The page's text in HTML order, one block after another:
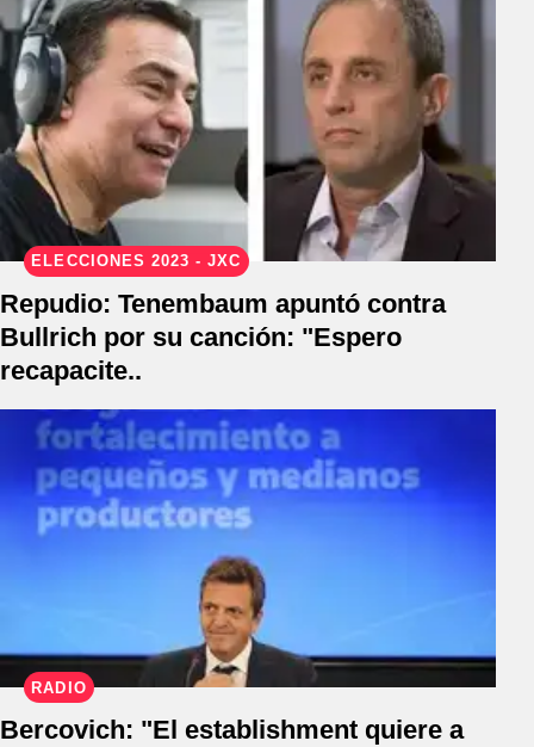
ELECCIONES 2023 - JXC
Repudio: Tenembaum apuntó contra
Bullrich por su canción: "Espero
recapacite..
RADIO
Bercovich: "El establishment quiere a